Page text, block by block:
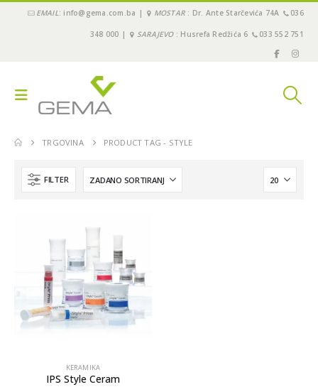
EMAIL: info@gema.com.ba | MOSTAR : Dr. Ante Starčevića 74A 036
348 000 | SARAJEVO: Husrefa Redžića 6 033 552 751
TRGOVINA PRODUCT TAG - STYLE
FILTER
KERAMIKA
IPS Style Ceram